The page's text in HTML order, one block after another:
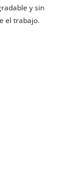
y sin
el trabajo.